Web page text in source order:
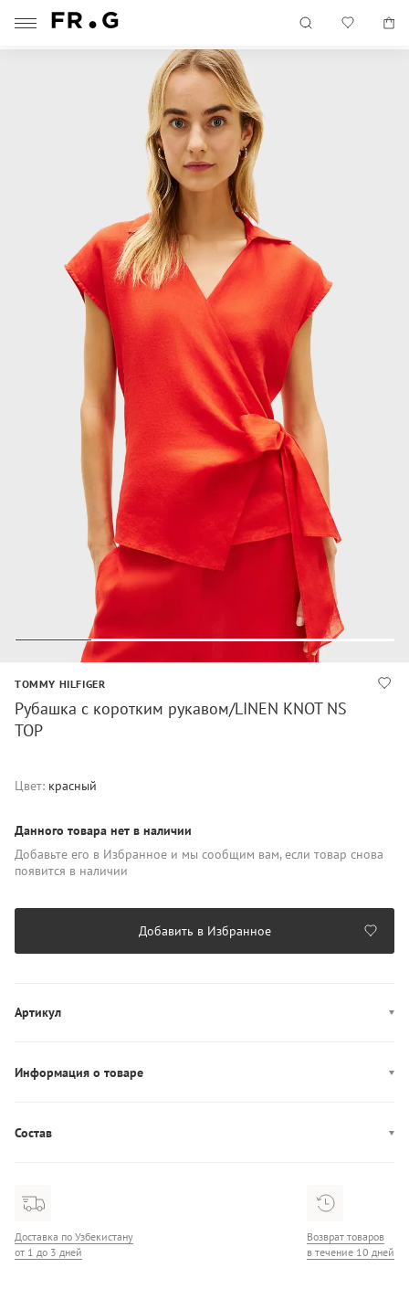
TOMMY HILFIGER
Рубашка с коротким рукавом/LINEN KNOT NS
TOP
Цвет: красный
Данного товара нет в наличии
Добавьте его в Избранное и мы сообщим вам, если товар снова
появится в наличии
Добавить в Избранное
Артикул
Информация о товаре
Состав
Доставка по Узбекистану
от 1 до 3 дней
Возврат товаров
в течение 10 дней